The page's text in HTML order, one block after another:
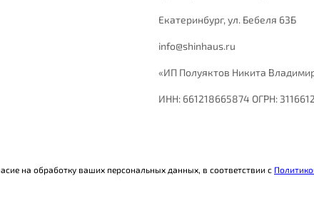
Екатеринбург,ул. Бебеля 63Б
info@shinhaus.ru
«ИП Полуяктов Никита
ИНН: 661218665874 ОГРН:
на обработку ваших персональных данных, в соответствии с